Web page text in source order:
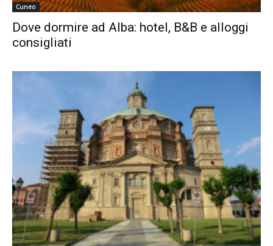
Cuneo
Dove dormire ad Alba: hotel, B&B e alloggi
consigliati